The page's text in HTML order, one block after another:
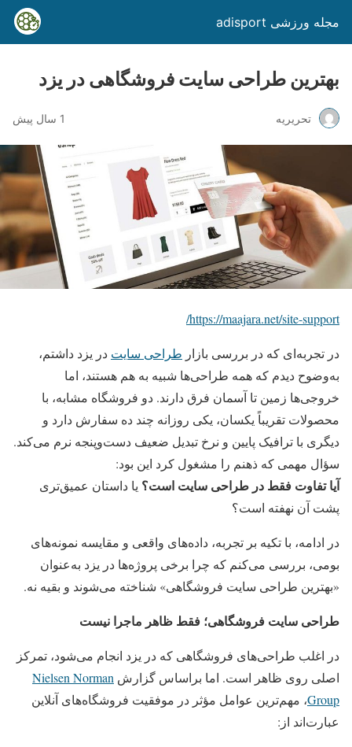
مجله ورزشی adisport
بهترین طراحی سایت فروشگاهی در یزد
تحریریه 1 سال پیش
https://maajara.net/site-support/
در تجربه‌ای که در بررسی بازار طراحی سایت در یزد داشتم،
به‌وضوح دیدم که همه طراحی‌ها شبیه به هم هستند، اما
خروجی‌ها زمین تا آسمان فرق دارند. دو فروشگاه مشابه، با
محصولات تقریباً یکسان، یکی روزانه چند ده سفارش دارد و
دیگری با ترافیک پایین و نرخ تبدیل ضعیف دست‌وپنجه نرم می‌کند.
سؤال مهمی که ذهنم را مشغول کرد این بود:
آیا تفاوت فقط در طراحی سایت است؟ یا داستان عمیق‌تری
پشت آن نهفته است؟
در ادامه، با تکیه بر تجربه، داده‌های واقعی و مقایسه نمونه‌های
بومی، بررسی می‌کنم که چرا برخی پروژه‌ها در یزد به‌عنوان
«بهترین طراحی سایت فروشگاهی» شناخته می‌شوند و بقیه نه.
طراحی سایت فروشگاهی؛ فقط ظاهر ماجرا نیست
در اغلب طراحی‌های فروشگاهی که در یزد انجام می‌شود، تمرکز
اصلی روی ظاهر است. اما براساس گزارش Nielsen Norman
Group، مهم‌ترین عوامل مؤثر در موفقیت فروشگاه‌های آنلاین
عبارت‌اند از: